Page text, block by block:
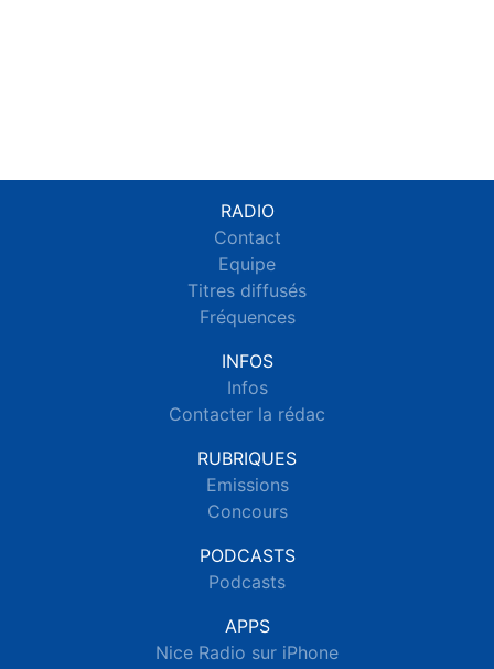
RADIO
Contact
Equipe
Titres diffusés
Fréquences
INFOS
Infos
Contacter la rédac
RUBRIQUES
Emissions
Concours
PODCASTS
Podcasts
APPS
Nice Radio sur iPhone